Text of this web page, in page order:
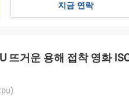
지금 연락
뜨거운 용해 접착 영화